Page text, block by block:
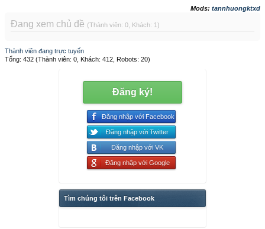
Mods: tannhuongktxd
Đang xem chủ đề (Thành viên: 0, Khách: 1)
Thành viên đang trực tuyến
Tổng: 432 (Thành viên: 0, Khách: 412, Robots: 20)
Đăng ký!
Đăng nhập với Facebook
Đăng nhập với Twitter
Đăng nhập với VK
Đăng nhập với Google
Tìm chúng tôi trên Facebook